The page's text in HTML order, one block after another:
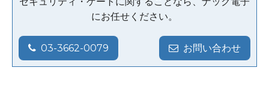
にお任せください。
03-3662-0079 お問い合わせ